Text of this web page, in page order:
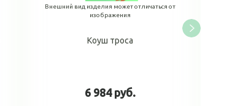
Внешний вид изделия может отличаться от
изображения
Коуш троса
6 984 руб.